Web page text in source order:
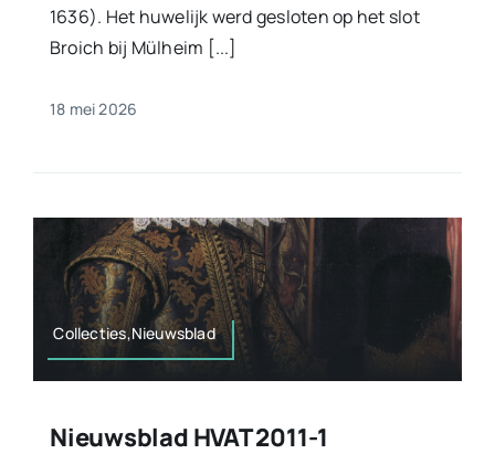
1636). Het huwelijk werd gesloten op het slot
Broich bij Mülheim [...]
18 mei 2026
Collecties,Nieuwsblad
Nieuwsblad HVAT 2011-1